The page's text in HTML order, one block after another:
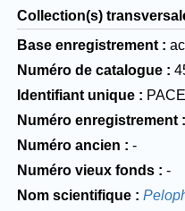
Collection(s)
Base enregistrement
Numéro de catalogue
Identifiant unique
Numéro enregistrement
Numéro ancien
-
Numéro vieux fonds
-
Nom scientifique